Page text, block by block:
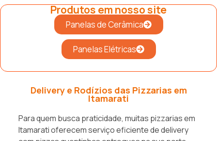
Produtos em nosso site
Panelas de Cerâmica
Panelas Elétricas
Delivery e Rodízios das Pizzarias em
Itamarati
Para quem busca praticidade, muitas pizzarias em
Itamarati oferecem serviço eficiente de delivery